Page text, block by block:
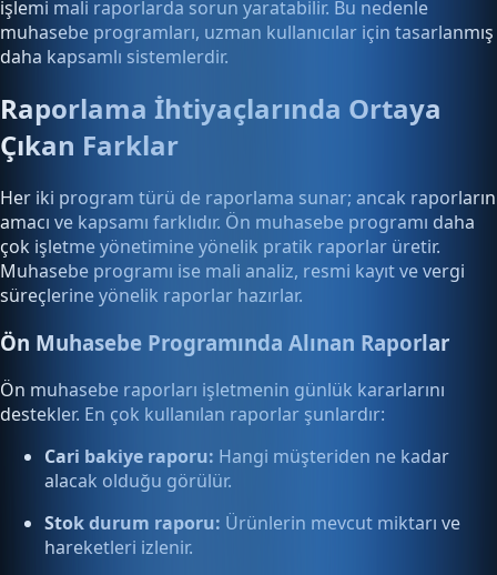
işlemi mali raporlarda sorun yaratabilir. Bu nedenle
muhasebe programları, uzman kullanıcılar için tasarlanmış
daha kapsamlı sistemlerdir.
Raporlama İhtiyaçlarında Ortaya
Çıkan Farklar
Her iki program türü de raporlama sunar; ancak raporların
amacı ve kapsamı farklıdır. Ön muhasebe programı daha
çok işletme yönetimine yönelik pratik raporlar üretir.
Muhasebe programı ise mali analiz, resmi kayıt ve vergi
süreçlerine yönelik raporlar hazırlar.
Ön Muhasebe Programında Alınan Raporlar
Ön muhasebe raporları işletmenin günlük kararlarını
destekler. En çok kullanılan raporlar şunlardır:
Cari bakiye raporu: Hangi müşteriden ne kadar
alacak olduğu görülür.
Stok durum raporu: Ürünlerin mevcut miktarı ve
hareketleri izlenir.